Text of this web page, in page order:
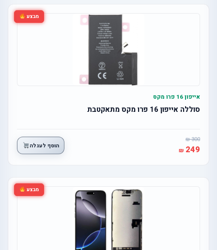
מבצע
אייפון 16 פרו מקס
סוללה אייפון 16 פרו מקס מתאקטבת
300
249 הוסף לעגלה
מבצע